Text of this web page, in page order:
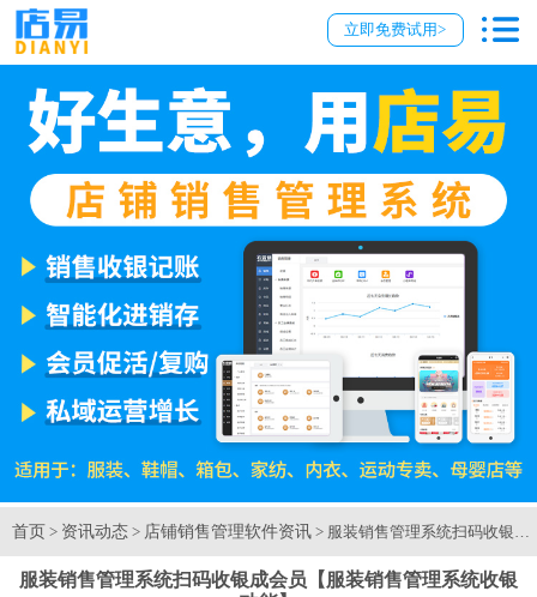
立即免费试用>
首页 > 资讯动态 > 店铺销售管理软件资讯 > 服装销售管理系统扫码收银
服装销售管理系统扫码收银成会员【服装销售管理系统收银